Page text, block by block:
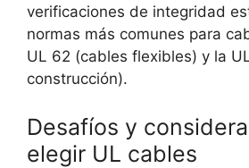
verificaciones de integridad
normas más comunes para
UL 62 (cables flexibles) y la
construcción).
Desafíos y
elegir UL cables